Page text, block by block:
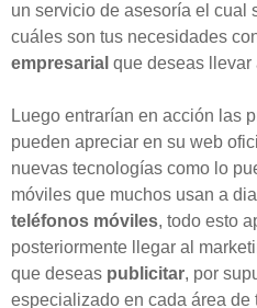
un servicio de asesoría el cual
cuáles son tus necesidades
empresarial que deseas llevar
Luego entrarían en acción las
pueden apreciar en su web
nuevas tecnologías como lo
móviles que muchos usan a
teléfonos móviles, todo esto
posteriormente llegar al
que deseas publicitar, por
especializado en cada área